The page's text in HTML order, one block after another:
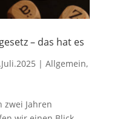
– das hat es
| Allgemein,
zwei Jahren